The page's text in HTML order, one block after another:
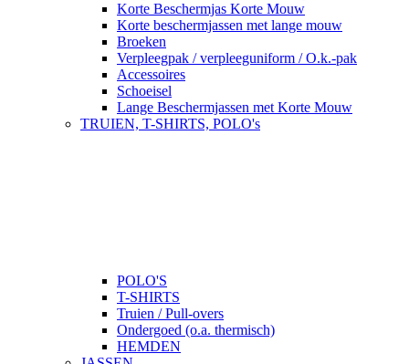
Korte Beschermjas Korte Mouw
Korte beschermjassen met lange mouw
Broeken
Verpleegpak / verpleeguniform / O.k.-pak
Accessoires
Schoeisel
Lange Beschermjassen met Korte Mouw
TRUIEN, T-SHIRTS, POLO's
POLO'S
T-SHIRTS
Truien / Pull-overs
Ondergoed (o.a. thermisch)
HEMDEN